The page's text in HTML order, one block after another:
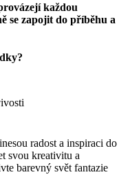
každou
se zapojit⁣ do příběhu a
radost⁤ a​ inspiraci‌ do
svou ‍kreativitu a‍
barevný‌ svět fantazie